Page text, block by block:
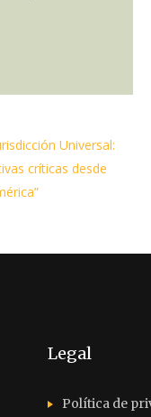
Universal:
críticas desde
Legal
Política de